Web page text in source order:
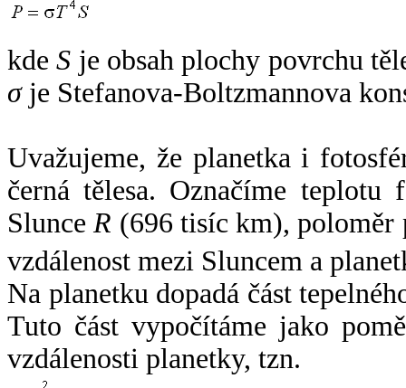
kdeS je obsah plochy povrchu
σje Stefanova-Boltzmannova
Uvažujeme, že planetka i
černá tělesa. Označíme
SlunceR (696 tisíc km),
vzdálenost mezi Sluncem a
Na planetku dopadá část
Tuto část vypočítáme jako
vzdálenosti planetky, tzn.